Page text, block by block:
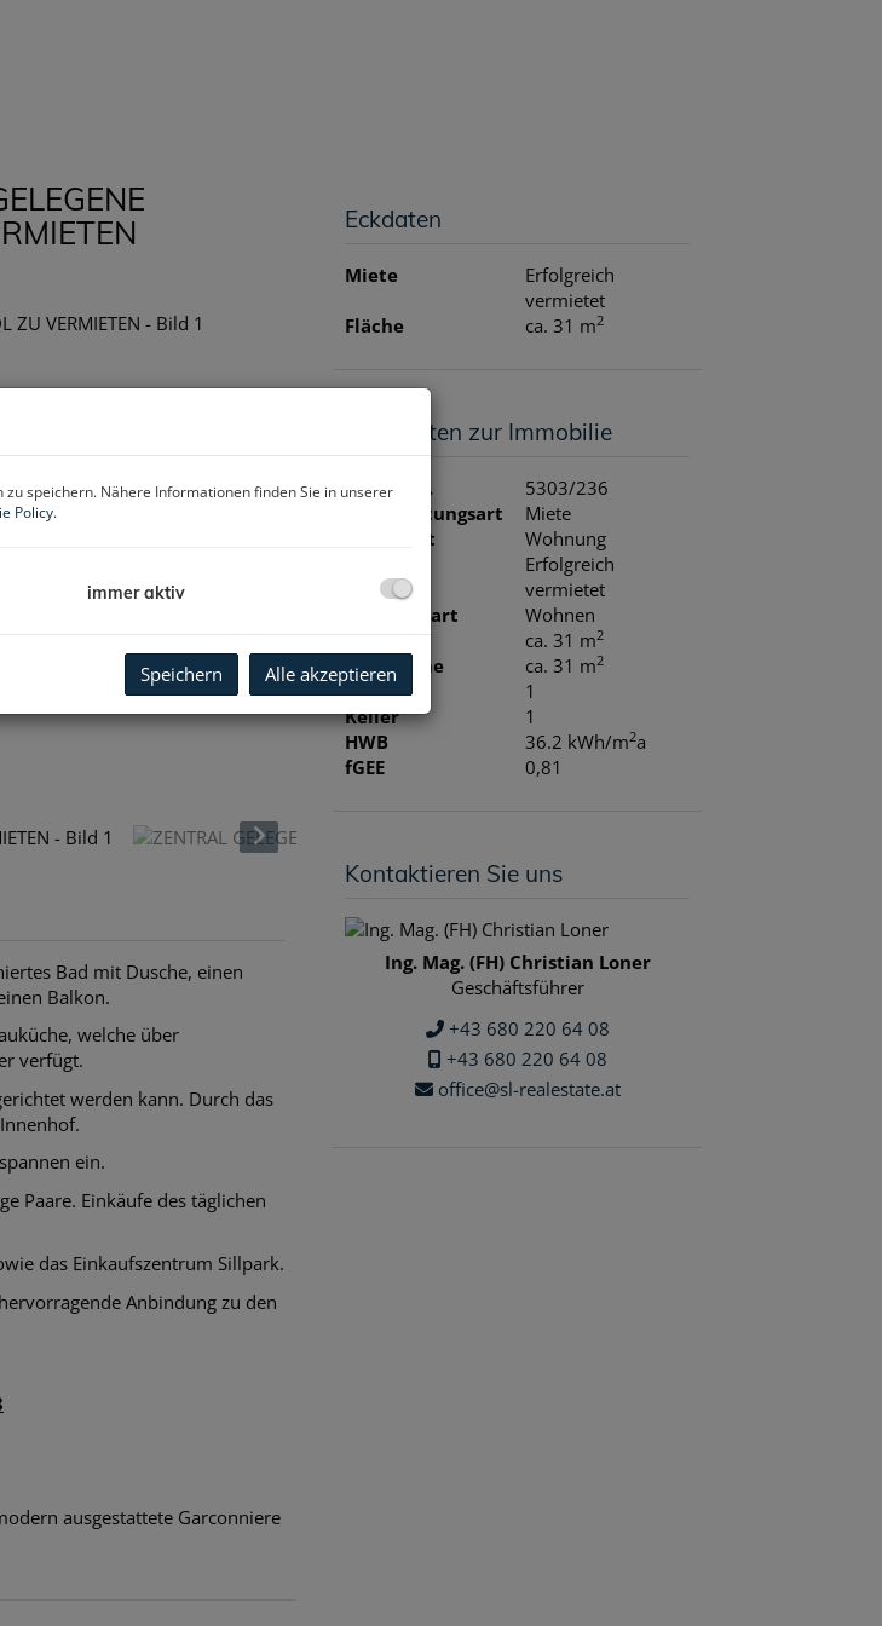
Bad mit Dusche, einen
Balkon.
welche über
verfügt.
werden kann. Durch das
ein.
Paare. Einkäufe des täglichen
das Einkaufszentrum Sillpark.
Anbindung zu den
ausgestattete Garconniere
Eckdaten
Miete
Erfolgreich
vermietet
Fläche
ca. 31 m2
Basisdaten zur Immobilie
Objektnr.
5303/236
Vermarktungsart
Miete
Objektart
Wohnung
Erfolgreich
vermietet
Nutzungsart
Wohnen
Fläche
ca. 31 m2
Nutzfläche ca. 31 m2
Balkone
1
Keller
1
HWB
36.2 kWh/m2a
fGEE
0,81
Kontaktieren Sie uns
Ing. Mag. (FH) Christian Loner
Geschäftsführer
+43 680 220 64 08
+43 680 220 64 08
office@sl-realestate.at
speichern. Nähere Informationen finden Sie in unserer
Policy.
immer aktiv
Speichern Alle akzeptieren